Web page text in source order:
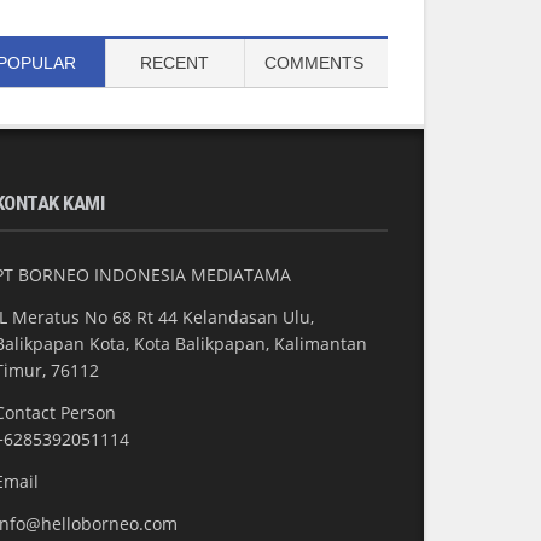
RECENT COMMENTS
KAMI
BORNEO INDONESIA MEDIATAMA
Meratus No 68 Rt 44 Kelandasan Ulu,
Kota, Kota Balikpapan, Kalimantan
76112
Person